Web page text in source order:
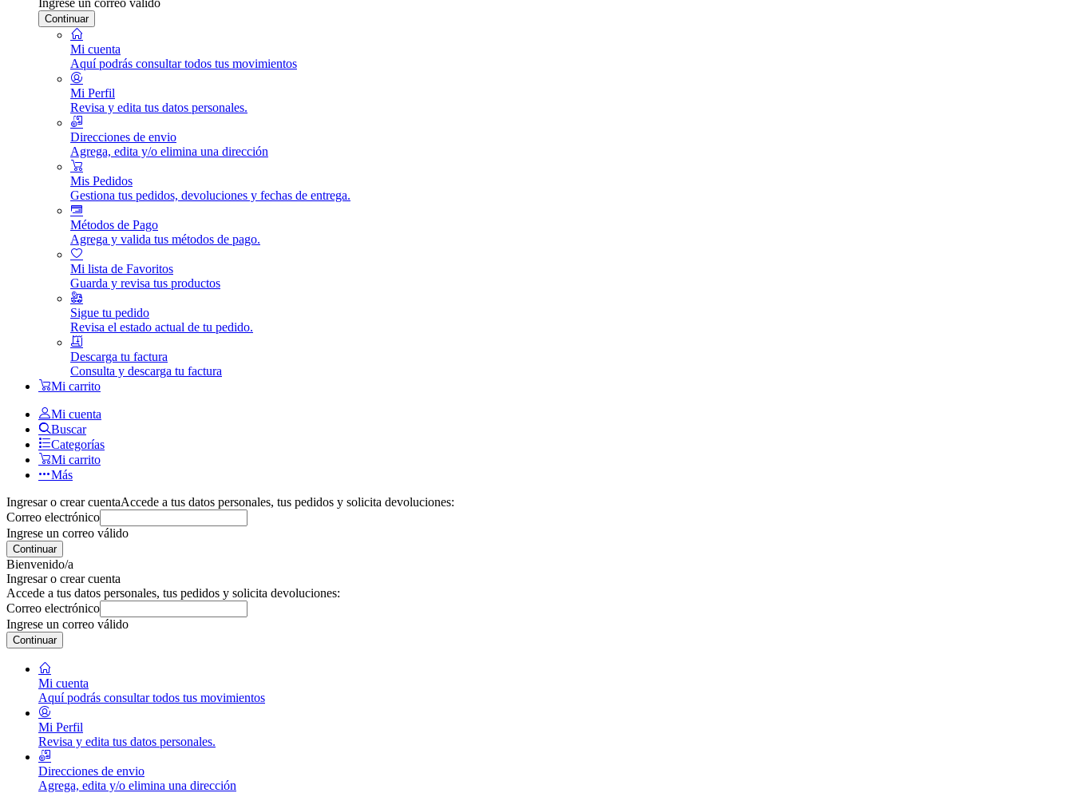
Continuar
Mi cuenta
Aquí podrás consultar todos tus movimientos
Mi Perfil
Revisa y edita tus datos personales.
Direcciones de envio
Agrega, edita y/o elimina una dirección
Mis Pedidos
Gestiona tus pedidos, devoluciones y fechas de entrega.
Métodos de Pago
Agrega y valida tus métodos de pago.
Mi lista de Favoritos
Guarda y revisa tus productos
Sigue tu pedido
Revisa el estado actual de tu pedido.
Descarga tu factura
Consulta y descarga tu factura
Mi carrito
Mi cuenta
Buscar
Categorías
Mi carrito
Más
Ingresar o crear cuentaAccede a tus datos personales, tus pedidos y solicita devoluciones:
Correo electrónico
Ingrese un correo válido
Continuar
Bienvenido/a
Ingresar o crear cuenta
Accede a tus datos personales, tus pedidos y solicita devoluciones:
Correo electrónico
Ingrese un correo válido
Continuar
Mi cuenta
Aquí podrás consultar todos tus movimientos
Mi Perfil
Revisa y edita tus datos personales.
Direcciones de envio
Agrega, edita y/o elimina una dirección